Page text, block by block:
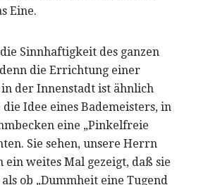
Eine.
Sinnhaftigkeit des ganzen
die Errichtung einer
in der Innenstadt ist ähnlich
Idee eines Bademeisters, in
eine „Pinkelfreie
Sie sehen, unsere Herrn
weites Mal gezeigt, daß sie
ob „Dummheit eine Tugend